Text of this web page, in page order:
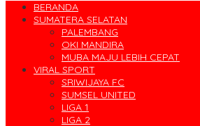
BERANDA
SUMATERA SELATAN
PALEMBANG
OKI MANDIRA
MUBA MAJU LEBIH CEPAT
VIRAL SPORT
SRIWIJAYA FC
SUMSEL UNITED
LIGA 1
LIGA 2